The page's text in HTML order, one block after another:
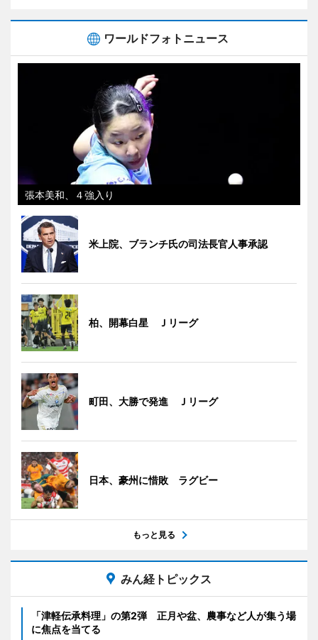
ワールドフォトニュース
張本美和、４強入り
米上院、ブランチ氏の司法長官人事承認
柏、開幕白星 Ｊリーグ
町田、大勝で発進 Ｊリーグ
日本、豪州に惜敗 ラグビー
もっと見る
みん経トピックス
「津軽伝承料理」の第2弾 正月や盆、農事など人が集う場
に焦点を当てる